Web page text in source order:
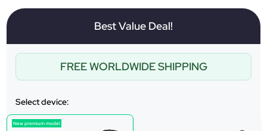
Best Value Deal!
FREE WORLDWIDE SHIPPING
Select device:
New premium model